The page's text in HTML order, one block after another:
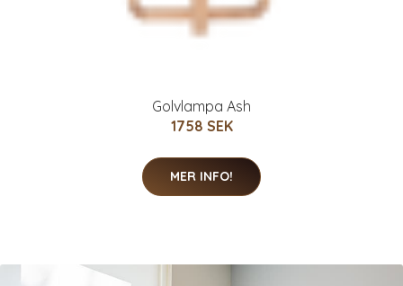
Golvlampa Ash
1758 SEK
MER INFO!